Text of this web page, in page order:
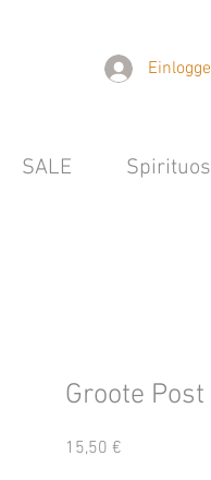
SALE
Groote
15,50 €